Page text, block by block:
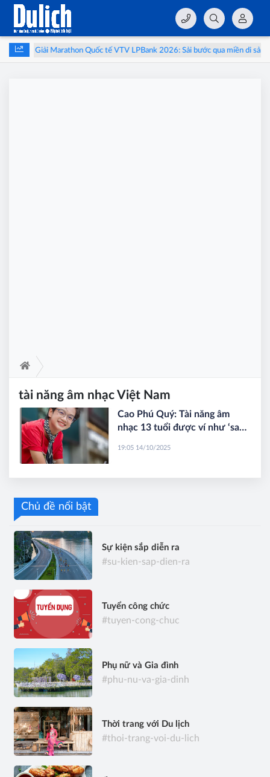
Giải Marathon Quốc tế VTV LPBank 2026: Sải bước qua miền di sản
tài năng âm nhạc Việt Nam
Cao Phú Quý: Tài năng âm
nhạc 13 tuổi được ví như ‘sao
19:05 14/10/2025
Chủ đề nổi bật
Sự kiện sắp diễn ra
#su-kien-sap-dien-ra
Tuyển công chức
#tuyen-cong-chuc
Phụ nữ và Gia đình
#phu-nu-va-gia-dinh
Thời trang với Du lịch
#thoi-trang-voi-du-lich